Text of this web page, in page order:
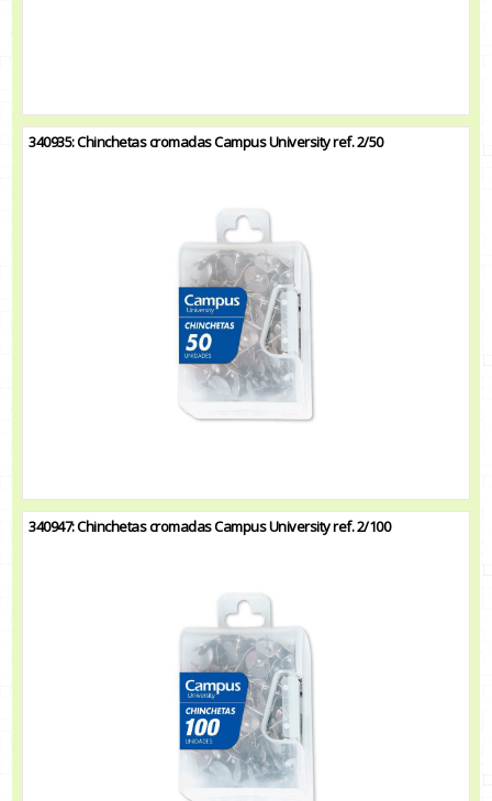
340935: Chinchetas cromadas Campus University ref. 2/50
340947: Chinchetas cromadas Campus University ref. 2/100